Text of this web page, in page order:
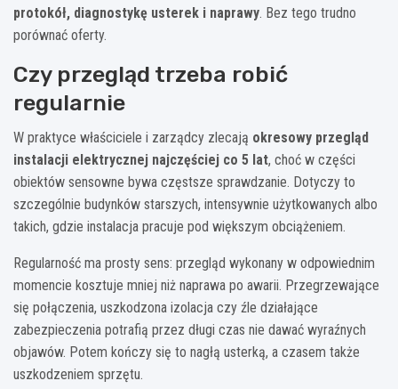
protokół, diagnostykę usterek i naprawy. Bez tego trudno
porównać oferty.
Czy przegląd trzeba robić
regularnie
W praktyce właściciele i zarządcy zlecają okresowy przegląd
instalacji elektrycznej najczęściej co 5 lat, choć w części
obiektów sensowne bywa częstsze sprawdzanie. Dotyczy to
szczególnie budynków starszych, intensywnie użytkowanych albo
takich, gdzie instalacja pracuje pod większym obciążeniem.
Regularność ma prosty sens: przegląd wykonany w odpowiednim
momencie kosztuje mniej niż naprawa po awarii. Przegrzewające
się połączenia, uszkodzona izolacja czy źle działające
zabezpieczenia potrafią przez długi czas nie dawać wyraźnych
objawów. Potem kończy się to nagłą usterką, a czasem także
uszkodzeniem sprzętu.